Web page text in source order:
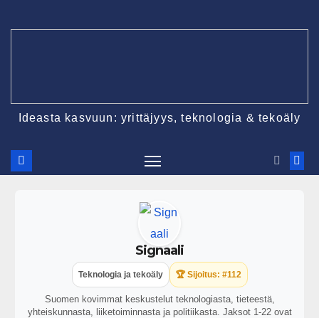
Ideasta kasvuun: yrittäjyys, teknologia & tekoäly
Signaali
Teknologia ja tekoäly 🏆 Sijoitus: #112
Suomen kovimmat keskustelut teknologiasta, tieteestä,
yhteiskunnasta, liiketoiminnasta ja politiikasta. Jaksot 1-22 ovat